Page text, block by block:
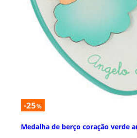
-25%
Medalha de berço coração verde